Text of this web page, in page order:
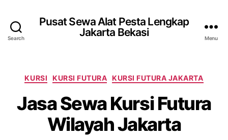
Search
Pusat Sewa Alat Pesta Lengkap
Jakarta Bekasi
Menu
Categories
KURSI KURSI FUTURA KURSI FUTURA JAKARTA
Jasa Sewa Kursi Futura
Wilayah Jakarta